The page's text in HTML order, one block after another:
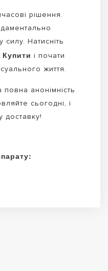
рішення.
Натисніть
і почати
життя.
повна анонімність
сьогодні, і